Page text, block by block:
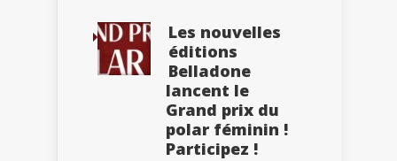
Les nouvelles
éditions
Belladone
lancent le
Grand prix du
polar féminin !
Participez !